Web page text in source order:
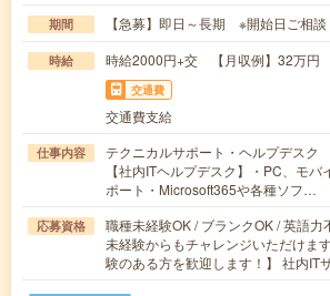
期間 【急募】即日～長期 ※開始日ご相談
時給 時給2000円+交 【月収例】32万円
交通費
交通費支給
仕事内容
テクニカルサポート・ヘルプデスク
【社内ITヘルプデスク】・PC、モ
ポート・Microsoft365や各種ソフ…
応募資格
職種未経験OK / ブランクOK / 英語力
未経験からもチャレンジいただけま
験のある方を歓迎します！】 社内IT